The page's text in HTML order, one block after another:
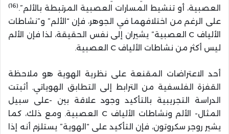
العصبية، أو تنشيط المسارات العصبية المرتبطة بالألم”.(16)
على الرغم من اختلافهما في الجوهر، فإن “الألم” و”نشاطات
الألياف C العصبية” يشيران إلى نفس الحقيقة، لذا فإن الألم
ليس أكثر من نشاطات الألياف C العصبية.
أحد الاعتراضات المقنعة على نظرية الهوية هو ملاحظة
القفزة الفلسفية من الترابط إلى التطابق الهوياتي. أثبتت
الدراسة التجريبية بالتأكيد وجود علاقة بين -على سبيل
المثال- الألم ونشاطات الألياف C العصبية. ومع ذلك، كما
يشير روجر سكروتون، فإن التأكيد على “الهوية” يستلزم أنه إذا